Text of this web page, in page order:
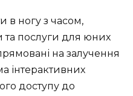
в ногу з часом,
та послуги для юних
на залучення
інтерактивних
доступу до